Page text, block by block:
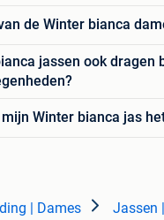
de Winter bianca
jassen ook dragen
Winter bianca jas
| Dames Jassen